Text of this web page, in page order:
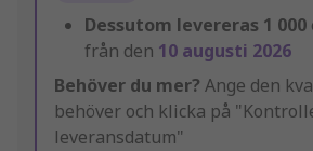
Dessutom levereras 1 000
från den 10 augusti 2026
Behöver du mer? Ange den
behöver och klicka på
leveransdatum"